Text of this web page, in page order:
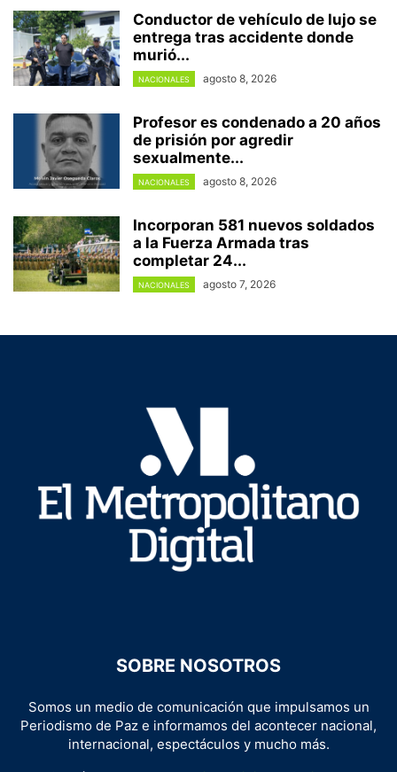
Conductor de vehículo de lujo se
entrega tras accidente donde
murió...
NACIONALES agosto 8, 2026
Profesor es condenado a 20 años
de prisión por agredir
sexualmente...
NACIONALES agosto 8, 2026
Incorporan 581 nuevos soldados
a la Fuerza Armada tras
completar 24...
NACIONALES agosto 7, 2026
SOBRE NOSOTROS
Somos un medio de comunicación que impulsamos un
Periodismo de Paz e informamos del acontecer nacional,
internacional, espectáculos y mucho más.